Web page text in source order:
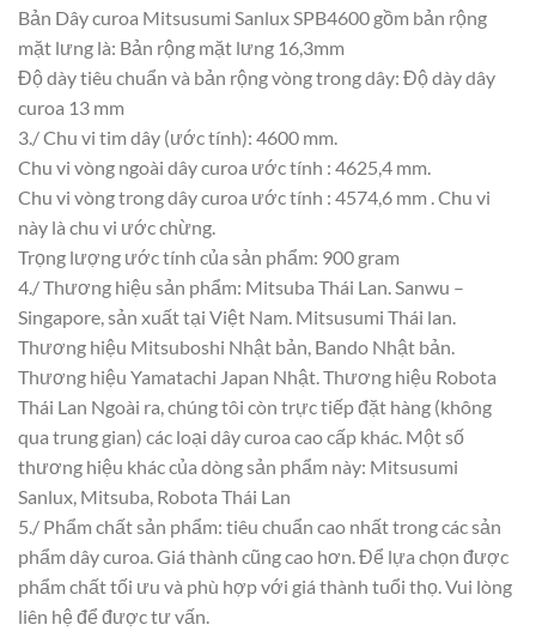
Bản Dây curoa Mitsusumi Sanlux SPB4600 gồm bản rộng
mặt lưng là: Bản rộng mặt lưng 16,3mm
Độ dày tiêu chuẩn và bản rộng vòng trong dây: Độ dày dây
curoa 13 mm
3./ Chu vi tim dây (ước tính): 4600 mm.
Chu vi vòng ngoài dây curoa ước tính : 4625,4 mm.
Chu vi vòng trong dây curoa ước tính : 4574,6 mm . Chu vi
này là chu vi ước chừng.
Trọng lượng ước tính của sản phẩm: 900 gram
4./ Thương hiệu sản phẩm: Mitsuba Thái Lan. Sanwu –
Singapore, sản xuất tại Việt Nam. Mitsusumi Thái lan.
Thương hiệu Mitsuboshi Nhật bản, Bando Nhật bản.
Thương hiệu Yamatachi Japan Nhật. Thương hiệu Robota
Thái Lan Ngoài ra, chúng tôi còn trực tiếp đặt hàng (không
qua trung gian) các loại dây curoa cao cấp khác. Một số
thương hiệu khác của dòng sản phẩm này: Mitsusumi
Sanlux, Mitsuba, Robota Thái Lan
5./ Phẩm chất sản phẩm: tiêu chuẩn cao nhất trong các sản
phẩm dây curoa. Giá thành cũng cao hơn. Để lựa chọn được
phẩm chất tối ưu và phù hợp với giá thành tuổi thọ. Vui lòng
liên hệ để được tư vấn.